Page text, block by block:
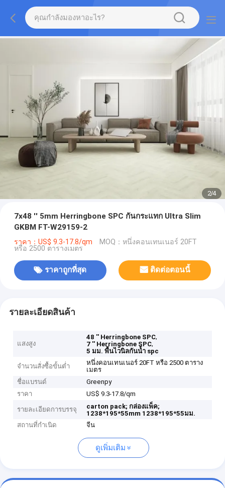
2/4
7x48 '' 5mm Herringbone SPC กันกระแทก Ultra Slim
GKBM FT-W29159-2
ราคา：US$ 9.3-17.8/qm MOQ：หนึ่งคอนเทนเนอร์ 20FT
หรือ 2500 ตารางเมตร
ราคาถูกที่สุด ติดต่อตอนนี้
รายละเอียดสินค้า
แสงสูง
48 '' Herringbone SPC,
7 '' Herringbone SPC,
5 มม. พื้นไวนิลกันน้ำ spc
จำนวนสั่งซื้อขั้นต่ำ
หนึ่งคอนเทนเนอร์ 20FT หรือ 2500 ตาราง
เมตร
ชื่อแบรนด์
Greenpy
ราคา
US$ 9.3-17.8/qm
รายละเอียดการบรรจุ carton pack; กล่องแพ็ค;
1238*195*55mm 1238*195*55มม.
สถานที่กำเนิด
จีน
ดูเพิ่มเติม